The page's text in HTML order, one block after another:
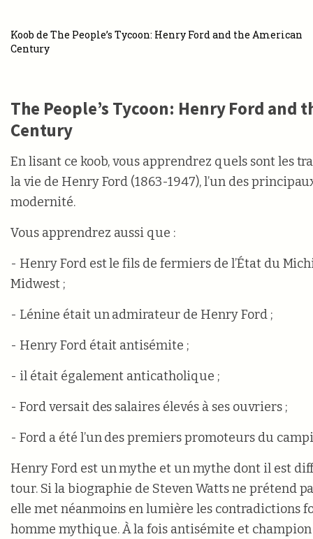
Koob de The People’s Tycoon: Henry Ford and the American
Century
The People’s Tycoon: Henry Ford and
Century
En lisant ce koob, vous apprendrez quels sont les
la vie de Henry Ford (1863-1947), l’un des
modernité.
Vous apprendrez aussi que :
- Henry Ford est le fils de fermiers de l’État du
Midwest ;
- Lénine était un admirateur de Henry Ford ;
- Henry Ford était antisémite ;
- il était également anticatholique ;
- Ford versait des salaires élevés à ses ouvriers ;
- Ford a été l’un des premiers promoteurs du
Henry Ford est un mythe et un mythe dont il est
tour. Si la biographie de Steven Watts ne prétend
elle met néanmoins en lumière les contradictions
homme mythique. À la fois antisémite et champion